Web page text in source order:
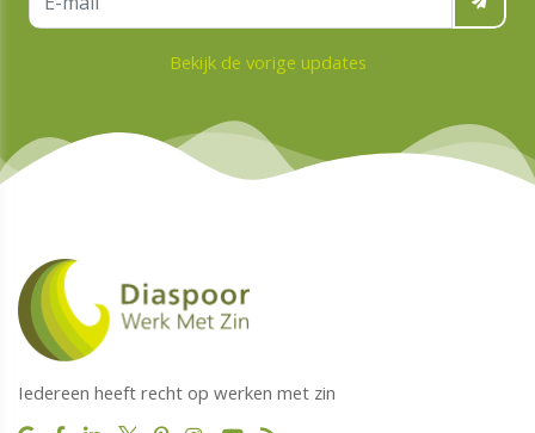
Bekijk de vorige updates
Iedereen heeft recht op werken met zin